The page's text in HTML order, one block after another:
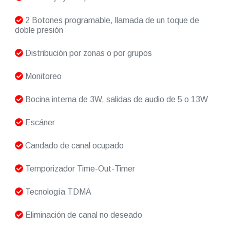
2 Botones programable, llamada de un toque de
doble presión
Distribución por zonas o por grupos
Monitoreo
Bocina interna de 3W, salidas de audio de 5 o 13W
Escáner
Candado de canal ocupado
Temporizador Time-Out-Timer
Tecnología TDMA
Eliminación de canal no deseado